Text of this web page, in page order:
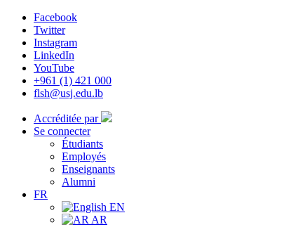
Facebook
Twitter
Instagram
LinkedIn
YouTube
+961 (1) 421 000
flsh@usj.edu.lb
Accréditée par
Se connecter
Étudiants
Employés
Enseignants
Alumni
FR
EN
AR